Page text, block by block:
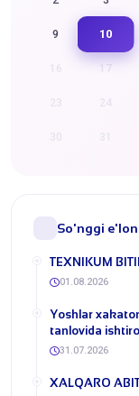
9 10
17
So'nggi
​TEXNIKUM
01.08.2026
Yoshlar
tanlovida
31.07.2026
​XALQARO